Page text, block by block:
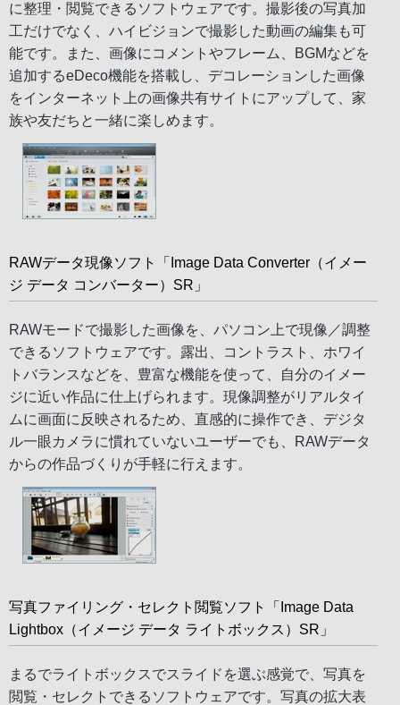
に整理・閲覧できるソフトウェアです。撮影後の写真加
工だけでなく、ハイビジョンで撮影した動画の編集も可
能です。また、画像にコメントやフレーム、BGMなどを
追加するeDeco機能を搭載し、デコレーションした画像
をインターネット上の画像共有サイトにアップして、家
族や友だちと一緒に楽しめます。
RAWデータ現像ソフト「Image Data Converter（イメー
ジ データ コンバーター）SR」
RAWモードで撮影した画像を、パソコン上で現像／調整
できるソフトウェアです。露出、コントラスト、ホワイ
トバランスなどを、豊富な機能を使って、自分のイメー
ジに近い作品に仕上げられます。現像調整がリアルタイ
ムに画面に反映されるため、直感的に操作でき、デジタ
ル一眼カメラに慣れていないユーザーでも、RAWデータ
からの作品づくりが手軽に行えます。
写真ファイリング・セレクト閲覧ソフト「Image Data
Lightbox（イメージ データ ライトボックス）SR」
まるでライトボックスでスライドを選ぶ感覚で、写真を
閲覧・セレクトできるソフトウェアです。写真の拡大表